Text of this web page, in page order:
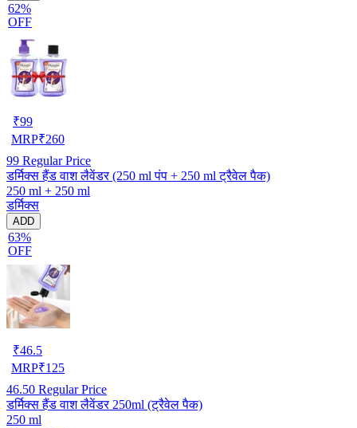
62%
OFF
₹99
MRP₹260
99 Regular Price
डर्मिक्स हैंड वाश लैवेंडर (250 ml पंप + 250 ml ट्रैवेल पैक)
250 ml + 250 ml
डर्मिक्स
ADD
63%
OFF
₹46.5
MRP₹125
46.50 Regular Price
डर्मिक्स हैंड वाश लैवेंडर 250ml (ट्रैवेल पैक)
250 ml